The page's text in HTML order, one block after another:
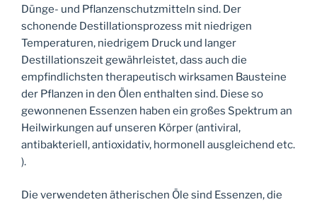
Dünge- und Pflanzenschutzmitteln sind. Der
schonende Destillationsprozess mit niedrigen
Temperaturen, niedrigem Druck und langer
Destillationszeit gewährleistet, dass auch die
empfindlichsten therapeutisch wirksamen Bausteine
der Pflanzen in den Ölen enthalten sind. Diese so
gewonnenen Essenzen haben ein großes Spektrum an
Heilwirkungen auf unseren Körper (antiviral,
antibakteriell, antioxidativ, hormonell ausgleichend etc.
).
Die verwendeten ätherischen Öle sind Essenzen, die